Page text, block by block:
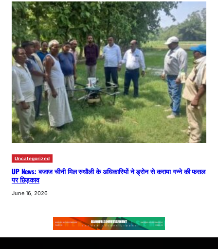
Uncategorized
UP News: बजाज चीनी मिल रुधौली के अधिकारियों ने ड्रोन से कराया गन्ने की फसल
पर छिड़काव
June 16, 2026